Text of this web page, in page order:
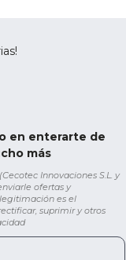
en enterarte de
más
Innovaciones S.L. y
ofertas y
es el
suprimir y otros